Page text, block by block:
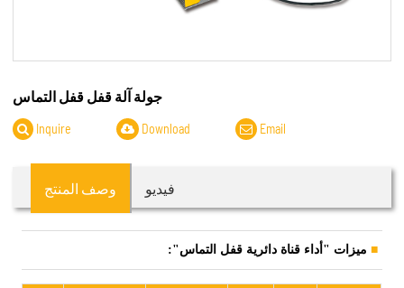
جولة آلة قفل قفل التماس
Inquire Download Email
وصف المنتج فيديو
ميزات "أداء قناة دائرية قفل التماس":